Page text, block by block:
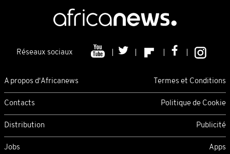
Réseaux sociaux
A propos d'Africanews Termes et Conditions
Contacts Politique de Cookie
Distribution Publicité
Jobs Apps